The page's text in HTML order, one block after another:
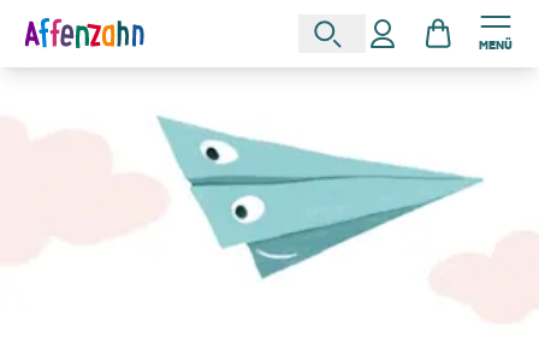
MENÜ